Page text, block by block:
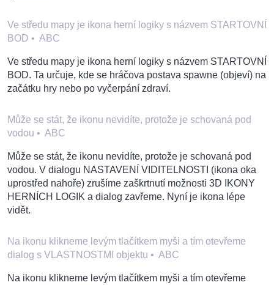
Ve středu mapy je ikona herní logiky s názvem STARTOVNÍ
BOD • ABC
Ve středu mapy je ikona herní logiky s názvem STARTOVNÍ
BOD. Ta určuje, kde se hráčova postava spawne (objeví) na
začátku hry nebo po vyčerpání zdraví.
Může se stát, že ikonu nevidíte, protože je schovaná pod
vodou • ABC
Může se stát, že ikonu nevidíte, protože je schovaná pod
vodou. V dialogu NASTAVENÍ VIDITELNOSTI (ikona oka
uprostřed nahoře) zrušíme zaškrtnutí možnosti 3D IKONY
HERNÍCH LOGIK a dialog zavřeme. Nyní je ikona lépe
vidět.
Na ikonu klikneme levým tlačítkem myši a tím otevřeme
dialog s VLASTNOSTMI objektu • ABC
Na ikonu klikneme levým tlačítkem myši a tím otevřeme